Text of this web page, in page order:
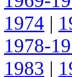
1974 |
1978-
1983 |